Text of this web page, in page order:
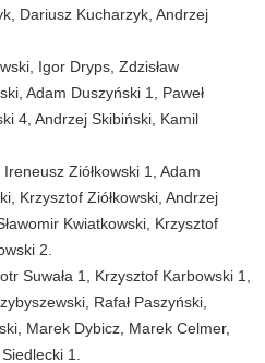
Dariusz Kucharzyk, Andrzej
Igor Dryps, Zdzisław
Adam Duszyński 1, Paweł
4, Andrzej Skibiński, Kamil
Ireneusz Ziółkowski 1, Adam
Krzysztof Ziółkowski, Andrzej
Kwiatkowski, Krzysztof
2.
Suwała 1, Krzysztof Karbowski 1,
Rafał Paszyński,
Marek Dybicz, Marek Celmer,
1.